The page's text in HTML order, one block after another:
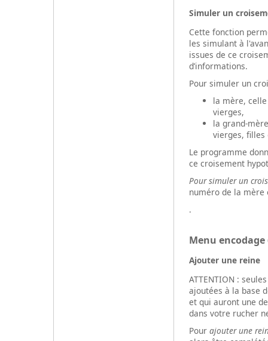
Simuler un
Cette fonction
les simulant à
issues de ce
d’informations.
Pour simuler un
la mère,
vierges,
la grand-
vierges, filles
Le programme
ce croisement
Pour simuler un
numéro de la
.
Menu
Ajouter une reine
ATTENTION :
ajoutées à la base
et qui auront une
dans votre rucher
Pour ajouter une